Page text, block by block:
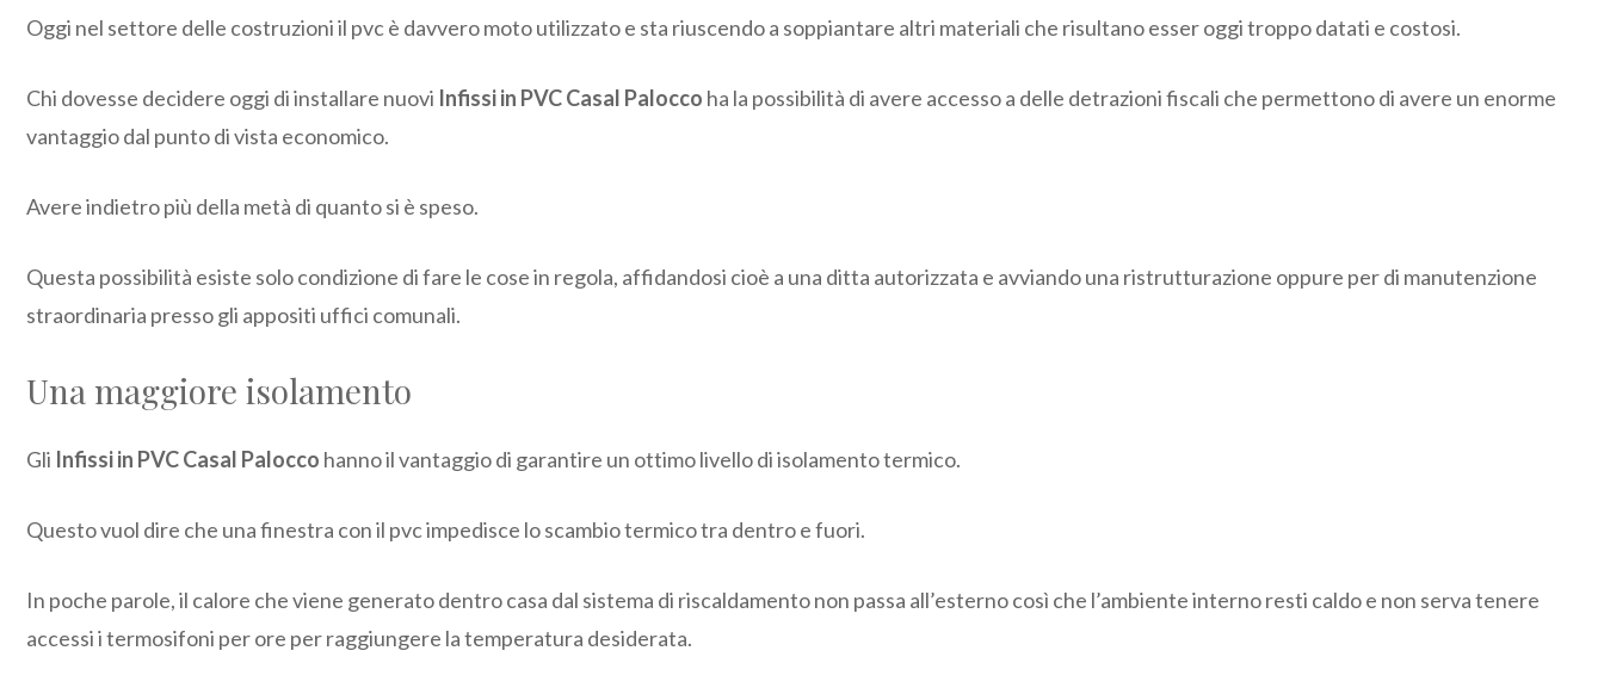
Oggi nel settore delle costruzioni il pvc è davvero moto utilizzato e sta riuscendo a soppiantare altri materiali che risultano esser oggi troppo datati e costosi.
Chi dovesse decidere oggi di installare nuovi Infissi in PVC Casal Palocco ha la possibilità di avere accesso a delle detrazioni fiscali che permettono di avere un enorme
vantaggio dal punto di vista economico.
Avere indietro più della metà di quanto si è speso.
Questa possibilità esiste solo condizione di fare le cose in regola, affidandosi cioè a una ditta autorizzata e avviando una ristrutturazione oppure per di manutenzione
straordinaria presso gli appositi uffici comunali.
Una maggiore isolamento
Gli Infissi in PVC Casal Palocco hanno il vantaggio di garantire un ottimo livello di isolamento termico.
Questo vuol dire che una finestra con il pvc impedisce lo scambio termico tra dentro e fuori.
In poche parole, il calore che viene generato dentro casa dal sistema di riscaldamento non passa all’esterno così che l’ambiente interno resti caldo e non serva tenere
accessi i termosifoni per ore per raggiungere la temperatura desiderata.